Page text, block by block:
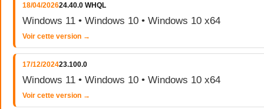
18/04/202624.40.0 WHQL
Windows 11 • Windows 10 • Windows 10 x64
Voir cette version →
17/12/202423.100.0
Windows 11 • Windows 10 • Windows 10 x64
Voir cette version →